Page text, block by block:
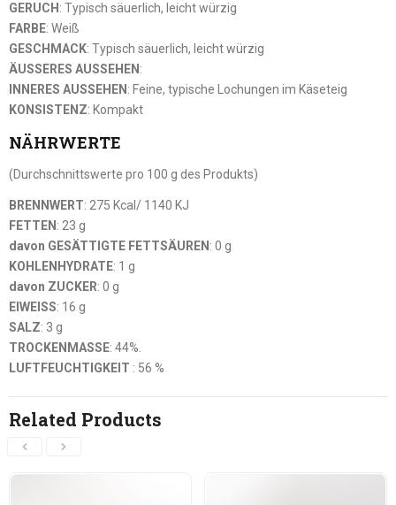
GERUCH : Typisch säuerlich, leicht würzig
FARBE: Weiß
GESCHMACK: Typisch säuerlich, leicht würzig
ÄUSSERES AUSSEHEN :
INNERES AUSSEHEN : Feine, typische Lochungen im Käseteig
KONSISTENZ: Kompakt
NÄHRWERTE
(Durchschnittswerte pro 100 g des Produkts)
BRENNWERT: 275 Kcal/ 1140 KJ
FETTEN : 23 g
davon GESÄTTIGTE FETTSÄUREN : 0 g
KOHLENHYDRATE: 1 g
davon ZUCKER: 0 g
EIWEISS: 16 g
SALZ: 3 g
TROCKENMASSE: 44%.
LUFTFEUCHTIGKEIT : 56 %
Related Products